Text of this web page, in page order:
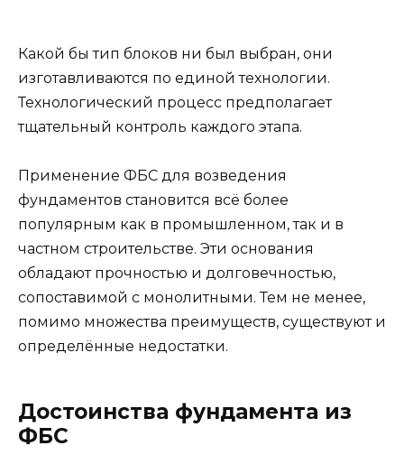
Какой бы тип блоков ни был выбран, они
изготавливаются по единой технологии.
Технологический процесс предполагает
тщательный контроль каждого этапа.
Применение ФБС для возведения
фундаментов становится всё более
популярным как в промышленном, так и в
частном строительстве. Эти основания
обладают прочностью и долговечностью,
сопоставимой с монолитными. Тем не менее,
помимо множества преимуществ, существуют и
определённые недостатки.
Достоинства фундамента из
ФБС